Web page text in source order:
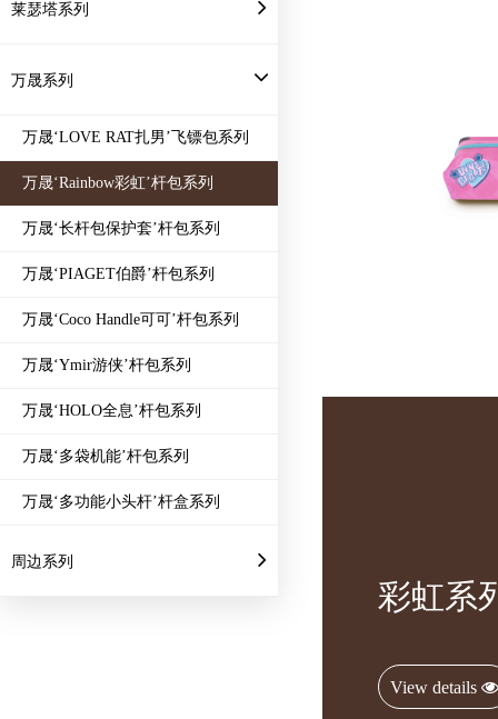
莱瑟塔系列
万晟系列
万晟‘LOVE RAT扎男’飞镖包系列
万晟‘Rainbow彩虹’杆包系列
万晟‘长杆包保护套’杆包系列
万晟‘PIAGET伯爵’杆包系列
万晟‘Coco Handle可可’杆包系列
万晟‘Ymir游侠’杆包系列
万晟‘HOLO全息’杆包系列
万晟‘多袋机能’杆包系列
万晟‘多功能小头杆’杆盒系列
周边系列
彩虹系
View details